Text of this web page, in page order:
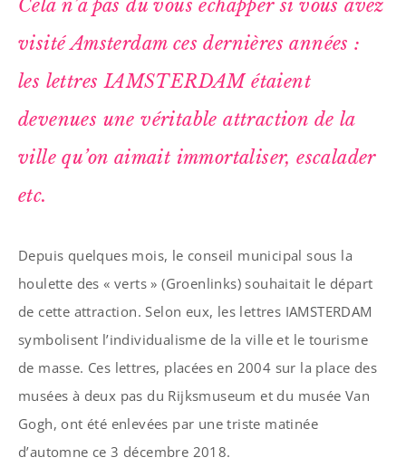
Cela n’a pas dû vous échapper si vous avez
visité Amsterdam ces dernières années :
les lettres IAMSTERDAM étaient
devenues une véritable attraction de la
ville qu’on aimait immortaliser, escalader
etc.
Depuis quelques mois, le conseil municipal sous la
houlette des « verts » (Groenlinks) souhaitait le départ
de cette attraction. Selon eux, les lettres IAMSTERDAM
symbolisent l’individualisme de la ville et le tourisme
de masse. Ces lettres, placées en 2004 sur la place des
musées à deux pas du Rijksmuseum et du musée Van
Gogh, ont été enlevées par une triste matinée
d’automne ce 3 décembre 2018.